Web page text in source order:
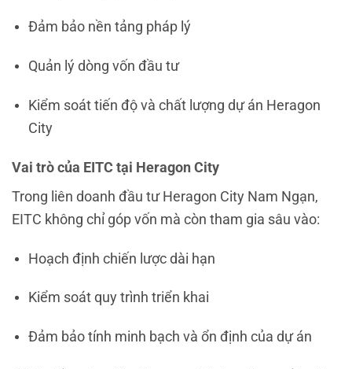
Đảm bảo nền tảng pháp lý
Quản lý dòng vốn đầu tư
Kiểm soát tiến độ và chất lượng dự án Heragon
City
Vai trò của EITC tại Heragon City
Trong liên doanh đầu tư Heragon City Nam Ngạn,
EITC không chỉ góp vốn mà còn tham gia sâu vào:
Hoạch định chiến lược dài hạn
Kiểm soát quy trình triển khai
Đảm bảo tính minh bạch và ổn định của dự án